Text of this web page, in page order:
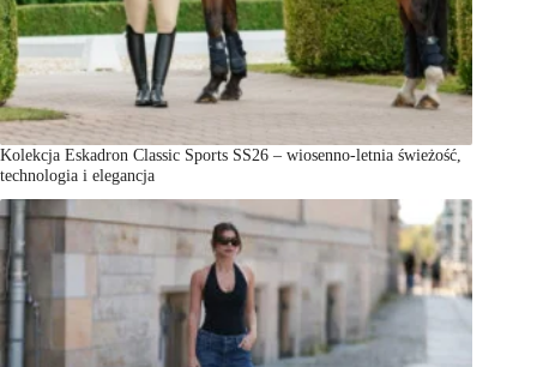
Kolekcja Eskadron Classic Sports SS26 – wiosenno-letnia świeżość,
technologia i elegancja